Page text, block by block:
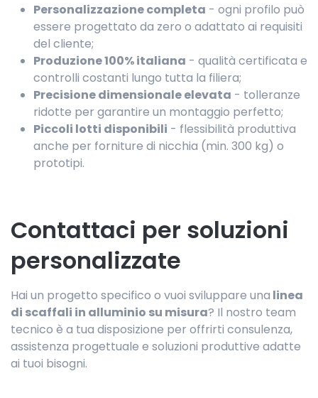
Personalizzazione completa - ogni profilo può
essere progettato da zero o adattato ai requisiti
del cliente;
Produzione 100% italiana - qualità certificata e
controlli costanti lungo tutta la filiera;
Precisione dimensionale elevata - tolleranze
ridotte per garantire un montaggio perfetto;
Piccoli lotti disponibili - flessibilità produttiva
anche per forniture di nicchia (min. 300 kg) o
prototipi.
Contattaci per soluzioni
personalizzate
Hai un progetto specifico o vuoi sviluppare una linea
di scaffali in alluminio su misura? Il nostro team
tecnico è a tua disposizione per offrirti consulenza,
assistenza progettuale e soluzioni produttive adatte
ai tuoi bisogni.